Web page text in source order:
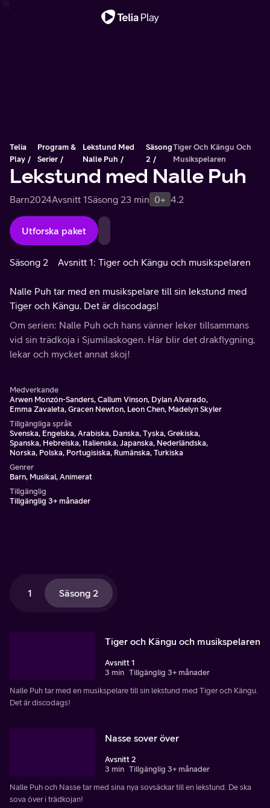
Telia
Play
Program &
Serier
Lekstund Med
Nalle Puh
Säsong
2
Tiger Och Kängu Och
Musikspelaren
Lekstund med Nalle Puh
Barn2024Avsnitt 1Säsong 23 min 0+ 4.2
Utforska paket
Säsong 2 Avsnitt 1: Tiger och Kängu och musikspelaren
Nalle Puh tar med en musikspelare till sin lekstund med
Tiger och Kängu. Det är discodags!
Om serien: Nalle Puh och hans vänner leker tillsammans
vid sin trädkoja i Sjumilaskogen. Här blir det drakflygning,
lekar och mycket annat skoj!
Medverkande
Arwen Monzón-Sanders, Callum Vinson, Dylan Alvarado,
Emma Zavaleta, Gracen Newton, Leon Chen, Madelyn Skyler
Tillgängliga språk
Svenska, Engelska, Arabiska, Danska, Tyska, Grekiska,
Spanska, Hebreiska, Italienska, Japanska, Nederländska,
Norska, Polska, Portugisiska, Rumänska, Turkiska
Genrer
Barn, Musikal, Animerat
Tillgänglig
Tillgänglig 3+ månader
1 Säsong 2
Tiger och Kängu och musikspelaren
Avsnitt 1
3 min Tillgänglig 3+ månader
Nalle Puh tar med en musikspelare till sin lekstund med Tiger och Kängu.
Det är discodags!
Nasse sover över
Avsnitt 2
3 min Tillgänglig 3+ månader
Nalle Puh och Nasse tar med sina nya sovsäckar till en lekstund. De ska
sova över i trädkojan!